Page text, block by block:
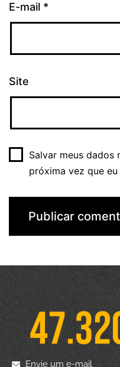
E-mail *
Site
Salvar meus dados
próxima vez que eu
Envie um e-mail